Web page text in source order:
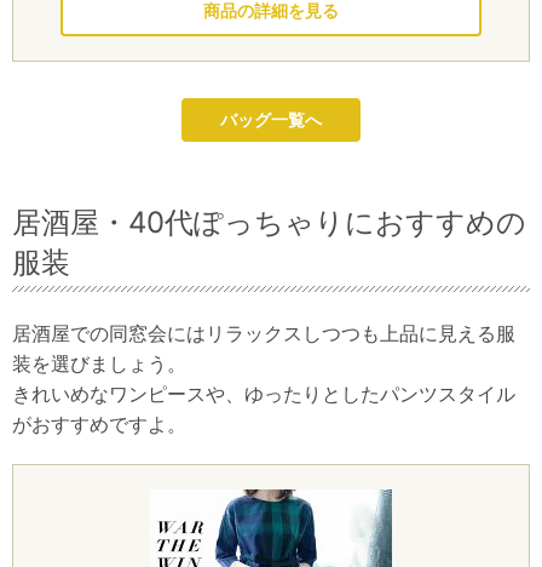
このドレスを見る
バッグ一覧へ
居酒屋・40代ぽっちゃりにおすすめの
服装
居酒屋での同窓会にはリラックスしつつも上品に見える服
装を選びましょう。
きれいめなワンピースや、ゆったりとしたパンツスタイル
がおすすめですよ。